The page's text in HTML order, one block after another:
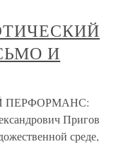
И
ПЕРФОРМАНС:
Пригов
среде,